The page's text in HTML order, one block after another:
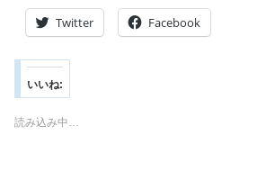
Twitter Facebook
いいね:
読み込み中…